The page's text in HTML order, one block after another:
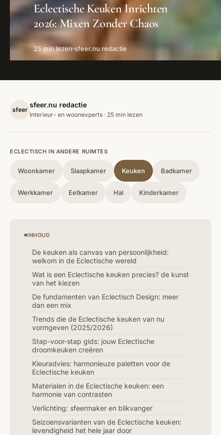
Eclectische Keuken Inrichten
2026: Mixen Zonder Chaos
25 min lezen sfeer.nu redactie
sfeer
sfeer.nu redactie
Interieur- en woonexperts · 25 min lezen
ECLECTISCH IN ANDERE RUIMTES
Woonkamer Slaapkamer Keuken Badkamer
Werkkamer Eetkamer Hal Kinderkamer
INHOUD
De keuken als canvas van persoonlijkheid:
welkom in de Eclectische wereld
Wat is een Eclectische keuken precies? de kunst
van het kiezen
De fundamenten van Eclectisch Design: meer
dan een mix
Trends die de Eclectische keuken van nu
vormgeven (2025/2026)
Stap-voor-stap gids: jouw Eclectische
droomkeuken creëren
Kleuradvies: harmonieuze paletten voor de
Eclectische keuken
Materialen in de Eclectische keuken: een
harmonie van contrasten
Verlichting: sfeermaker en blikvanger
Seizoensvarianten van de Eclectische keuken:
levendigheid het hele jaar door